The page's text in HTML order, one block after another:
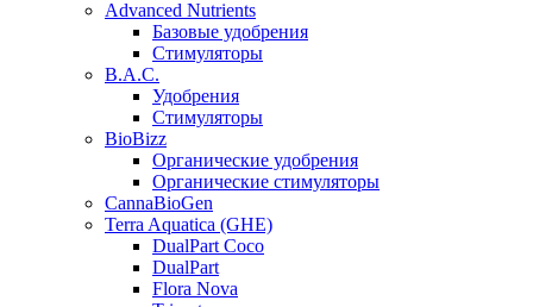
Advanced Nutrients
Базовые удобрения
Стимуляторы
B.A.C.
Удобрения
Стимуляторы
BioBizz
Органические удобрения
Органические стимуляторы
CannaBioGen
Terra Aquatica (GHE)
DualPart Coco
DualPart
Flora Nova